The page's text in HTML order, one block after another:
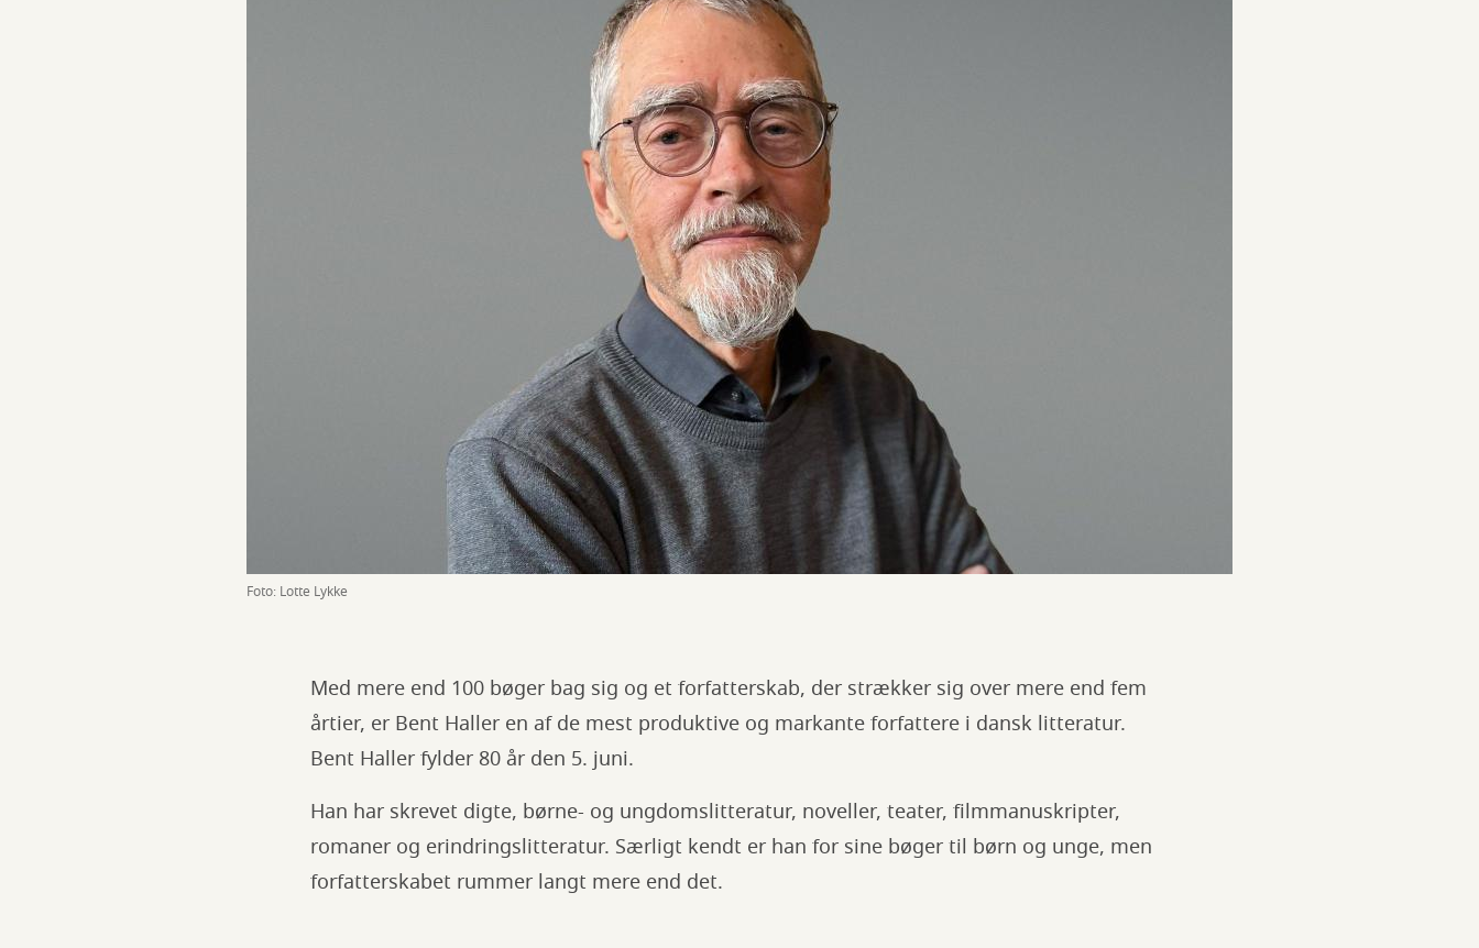
Foto: Lotte Lykke
Med mere end 100 bøger bag sig og et forfatterskab, der strækker sig over mere end fem
årtier, er Bent Haller en af de mest produktive og markante forfattere i dansk litteratur.
Bent Haller fylder 80 år den 5. juni.
Han har skrevet digte, børne- og ungdomslitteratur, noveller, teater, filmmanuskripter,
romaner og erindringslitteratur. Særligt kendt er han for sine bøger til børn og unge, men
forfatterskabet rummer langt mere end det.